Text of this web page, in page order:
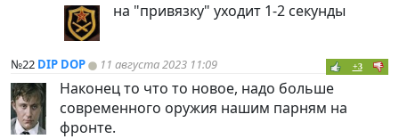
на "привязку" уходит 1-2 секунды
№22 DIP DOP 11 августа 2023 11:09 +3
Наконец то что то новое, надо больше
современного оружия нашим парням на
фронте.